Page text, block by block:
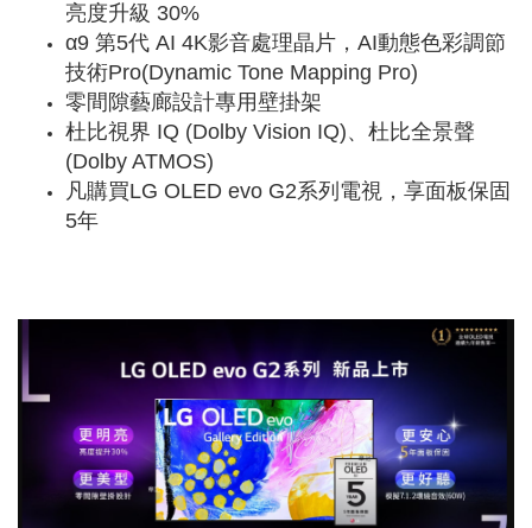
亮度升級 30%
α9 第5代 AI 4K影音處理晶片，AI動態色彩調節
技術Pro(Dynamic Tone Mapping Pro)
零間隙藝廊設計專用壁掛架
杜比視界 IQ (Dolby Vision IQ)、杜比全景聲
(Dolby ATMOS)
凡購買LG OLED evo G2系列電視，享面板保固
5年